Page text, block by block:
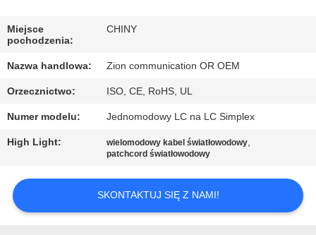
SITEMAP
PRIVACY
POLICY
Miejsce
pochodzenia:
CHINY
Nazwa handlowa: Zion communication OR OEM
Orzecznictwo: ISO, CE, RoHS, UL
Numer modelu: Jednomodowy LC na LC Simplex
High Light: wielomodowy kabel światłowodowy,
patchcord światłowodowy
SKONTAKTUJ SIĘ Z NAMI!